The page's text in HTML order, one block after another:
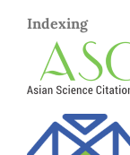
Indexing